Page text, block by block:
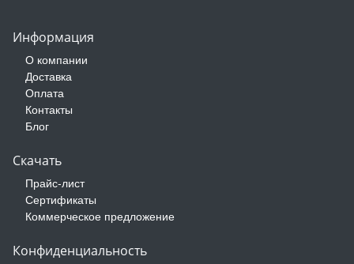
Информация
О компании
Доставка
Оплата
Контакты
Блог
Скачать
Прайс-лист
Сертификаты
Коммерческое предложение
Конфиденциальность